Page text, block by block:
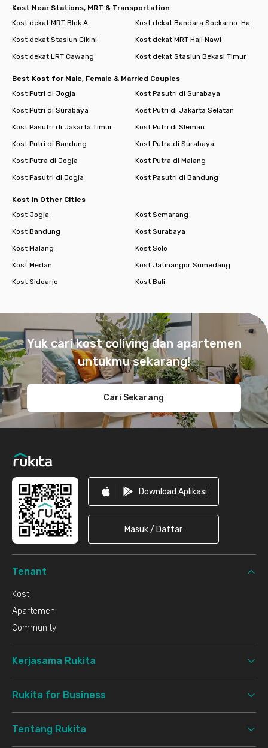
Kost Near Stations, MRT & Transportation
Kost dekat MRT Blok A
Kost dekat Bandara Soekarno-Hatta
Kost dekat Stasiun Cikini
Kost dekat MRT Haji Nawi
Kost dekat LRT Cawang
Kost dekat Stasiun Bekasi Timur
Best Kost for Male, Female & Married Couples
Kost Putri di Jogja
Kost Pasutri di Surabaya
Kost Putri di Surabaya
Kost Putri di Jakarta Selatan
Kost Pasutri di Jakarta Timur
Kost Putri di Sleman
Kost Putri di Bandung
Kost Putra di Surabaya
Kost Putra di Jogja
Kost Putra di Malang
Kost Pasutri di Jogja
Kost Pasutri di Bandung
Kost in Other Cities
Kost Jogja
Kost Semarang
Kost Bandung
Kost Surabaya
Kost Malang
Kost Solo
Kost Medan
Kost Jatinangor Sumedang
Kost Sidoarjo
Kost Bali
Yuk cari kost coliving dan apartemen
untukmu sekarang!
Cari Sekarang
Download Aplikasi
Masuk / Daftar
Tenant
Kost
Apartemen
Community
Kerjasama Rukita
Rukita for Business
Tentang Rukita